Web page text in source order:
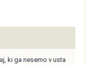
ki ga nesemo v usta